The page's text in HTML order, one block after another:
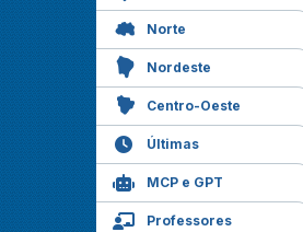
Norte
Nordeste
Centro-Oeste
Últimas
MCP e GPT
Professores